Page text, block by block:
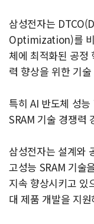
삼성전자는
Optimization)를 비
체에 최적화된 공정
력 향상을 위한 기
특히 AI 반도체 성
SRAM 기술 경쟁력
삼성전자는 설계와
고성능 SRAM 기
지속 향상시키고 있
대 제품 개발을 지